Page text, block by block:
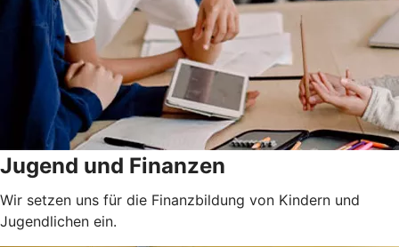
Jugend und Finanzen
Wir setzen uns für die Finanzbildung von Kindern und
Jugendlichen ein.